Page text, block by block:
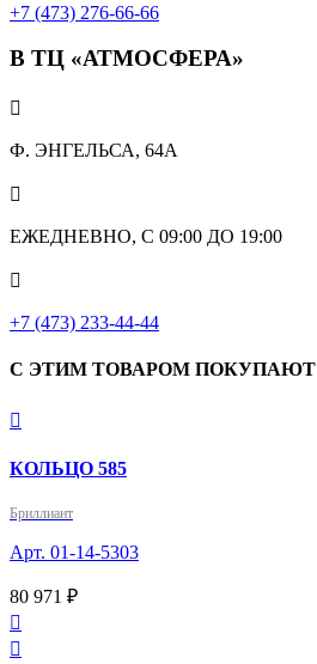
+7 (473) 276-66-66
В ТЦ «АТМОСФЕРА»

Ф. ЭНГЕЛЬСА, 64А

ЕЖЕДНЕВНО, С 09:00 ДО 19:00

+7 (473) 233-44-44
С ЭТИМ ТОВАРОМ ПОКУПАЮТ

КОЛЬЦО 585
Бриллиант
Арт. 01-14-5303
80 971 ₽

